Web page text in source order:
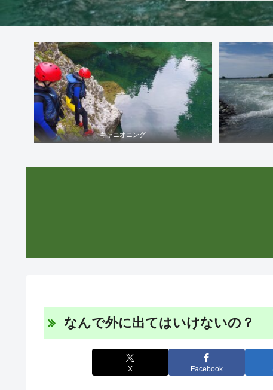
キャニオニング
なんで外に出てはいけないの？
X Facebook